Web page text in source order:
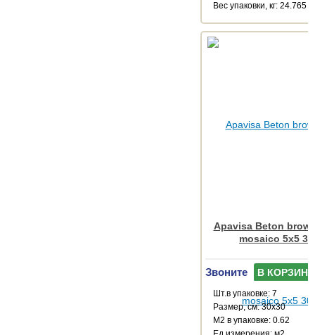
Веc упаковки, кг: 24.765
Apavisa Beton
mosaico 5x5
Звоните В КОРЗИНУ
Шт.в упаковке: 7
Размер, см: 30x30
М2 в упаковке: 0.62